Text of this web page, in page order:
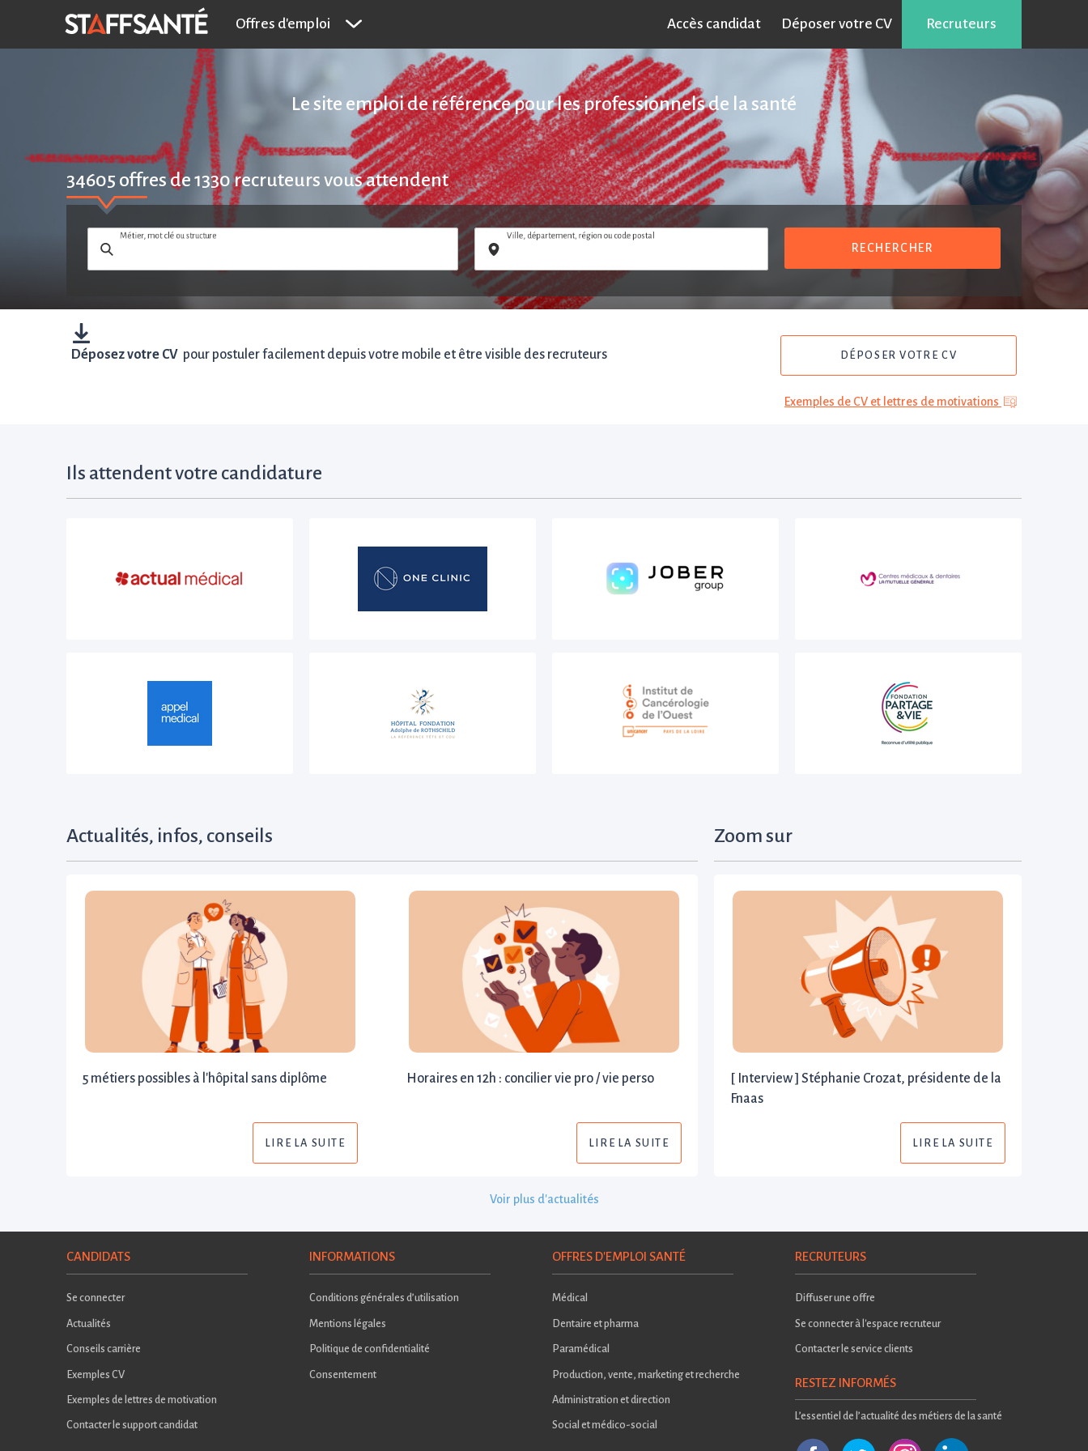
Offres d'emploi Accès candidat Déposer votre CV Recruteurs
Le site emploi de référence pour les professionnels de la santé
34605 offres de1330recruteurs vous attendent
Métier, mot clé ou structure Ville, département, région ou code postal
RECHERCHER
Déposez votre CV pour postuler facilement depuis votre mobile et être visible des recruteurs DÉPOSER VOTRE CV
Exemples de CV et lettres de motivations
Ils attendent votre candidature
Actualités, infos, conseils
5 métiers possibles à l'hôpital sans diplôme
LIRE LA SUITE
Horaires en 12h : concilier vie pro / vie perso
LIRE LA SUITE
Zoom sur
[ Interview ] Stéphanie Crozat, présidente de la
Fnaas
LIRE LA SUITE
Voir plus d'actualités
CANDIDATS
Se connecter
Actualités
Conseils carrière
Exemples CV
Exemples de lettres de motivation
Contacter le support candidat
INFORMATIONS
Conditions générales d’utilisation
Mentions légales
Politique de confidentialité
Consentement
OFFRES D'EMPLOI SANTÉ
Médical
Dentaire et pharma
Paramédical
Production, vente, marketing et recherche
Administration et direction
Social et médico-social
RECRUTEURS
Diffuser une offre
Se connecter à l'espace recruteur
Contacter le service clients
RESTEZ INFORMÉS
L’essentiel de l’actualité des métiers de la santé